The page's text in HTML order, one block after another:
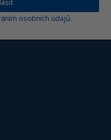
osobních údajů.